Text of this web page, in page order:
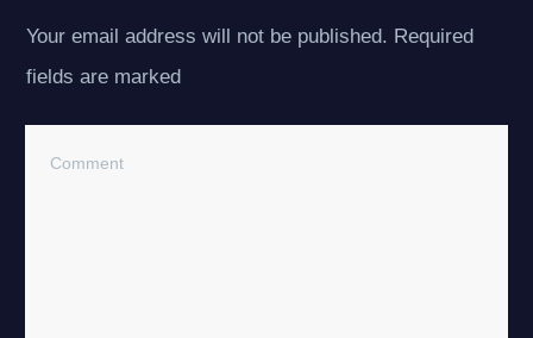
Your email address will not be published. Required
fields are marked